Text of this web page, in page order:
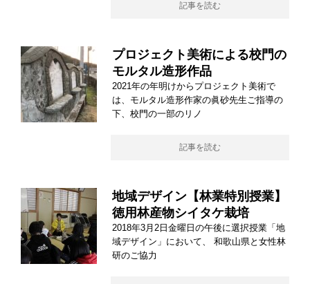
記事を読む
プロジェクト美術による校門の
モルタル造形作品
2021年の年明けからプロジェクト美術で
は、モルタル造形作家の眞砂先生ご指導の
下、校門の一部のリノ
記事を読む
地域デザイン【林業特別授業】
徳用林産物シイタケ栽培
2018年3月2日金曜日の午後に選択授業「地
域デザイン」において、 和歌山県と女性林
研のご協力